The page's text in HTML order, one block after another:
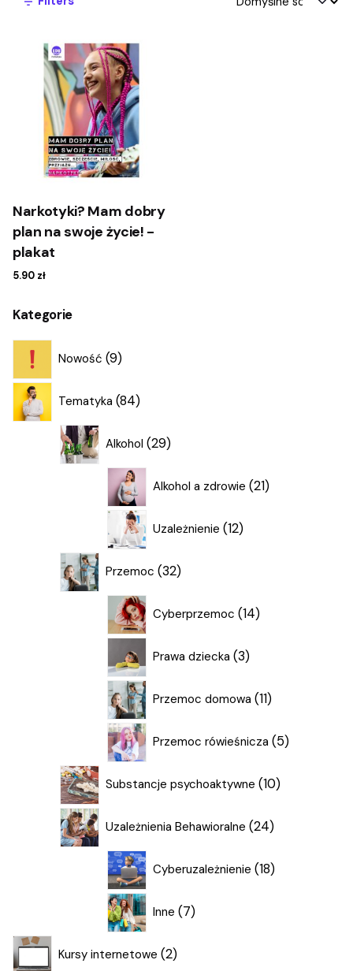
Kategorie
Nowość 9
9
produktów
Tematyka 84
84
produkty
Alkohol 29
29
produktów
Alkohol a zdrowie 21
21
produktów
Uzależnienie 12
12
produktów
Przemoc 32
32
produkty
Cyberprzemoc 14
14
produktów
Prawa dziecka 3
3
produkty
Przemoc domowa 11
11
produktów
Przemoc rówieśnicza 5
5
produktów
Substancje psychoaktywne 10
10
produktów
Uzależnienia Behawioralne 24
24
produkty
Cyberuzależnienie 18
18
produktów
Inne 7
7
produktów
Kursy internetowe 2
2
produkty
Narkotyki? Mam dobry
plan na swoje życie! -
plakat
5.90 zł